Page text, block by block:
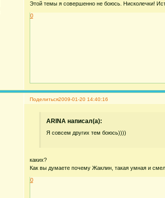
Этой темы я совершенно не боюсь. Нисколечки!
0
Поделиться2009-01-20 14:40:16
ARINA написал(а):
Я совсем других тем боюсь))))
каких?
Как вы думаете почему Жаклин, такая умная и
0